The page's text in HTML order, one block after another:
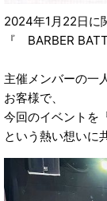
2024年1月22日に
『 BARBER
主催メンバーの一
お客様で、
今回のイベントを
という熱い想いに